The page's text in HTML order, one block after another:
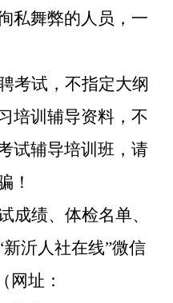
私舞弊的人员，一
考试，不指定大纲
培训辅导资料，不
试辅导培训班，请
！
成绩、体检名单、
沂人社在线”微信
网址：